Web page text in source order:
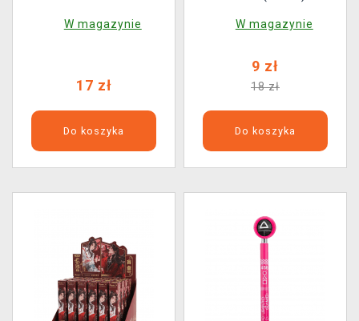
W magazynie
17 zł
Do koszyka
W magazynie
9 zł
18 zł
Do koszyka